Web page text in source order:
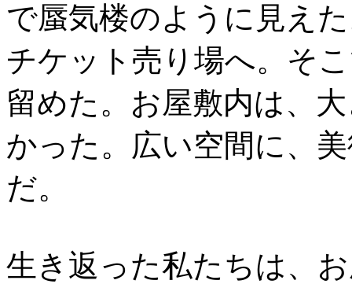
で蜃気楼のように見え
チケット売り場へ。そ
留めた。お屋敷内は、
かった。広い空間に、
だ。
生き返った私たちは、